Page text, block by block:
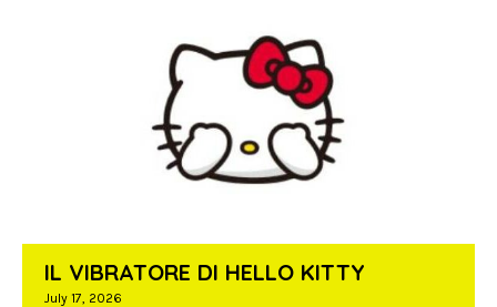
IL VIBRATORE DI HELLO KITTY
July 17, 2026